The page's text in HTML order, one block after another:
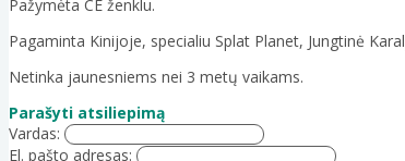
Pažymėta CE ženklu.
Pagaminta Kinijoje, specialiu Splat Planet, Jungtinė
Netinka jaunesniems nei 3 metų vaikams.
Parašyti atsiliepimą
Vardas:
El. pašto adresas: